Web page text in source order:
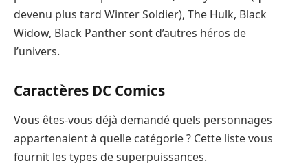
devenu plus tard Winter Soldier), The Hulk, Black
Widow, Black Panther sont d’autres héros de
l’univers.
Caractères DC Comics
Vous êtes-vous déjà demandé quels personnages
appartenaient à quelle catégorie ? Cette liste vous
fournit les types de superpuissances.